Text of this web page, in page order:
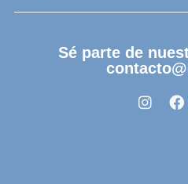
Sé parte de